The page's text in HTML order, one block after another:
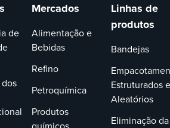
de
Mercados
Alimentação e
Bebidas
Refino
Petroquímica
Produtos
Linhas de
produtos
Bandejas
Estruturados e
Aleatórios
Eliminação da